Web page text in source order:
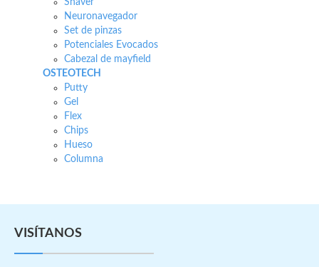
Shaver
Neuronavegador
Set de pinzas
Potenciales Evocados
Cabezal de mayfield
OSTEOTECH
Putty
Gel
Flex
Chips
Hueso
Columna
VISÍTANOS